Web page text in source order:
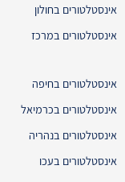
אינסטלטורים בחולון
אינסטלטורים במרכז
אינסטלטורים בחיפה
אינסטלטורים בכרמיאל
אינסטלטורים בנהריה
אינסטלטורים בעכו